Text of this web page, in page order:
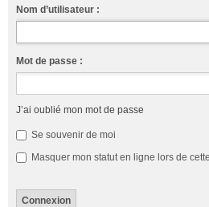
Nom d’utilisateur :
Mot de passe :
J’ai oublié mon mot de passe
Se souvenir de moi
Masquer mon statut en ligne lors de